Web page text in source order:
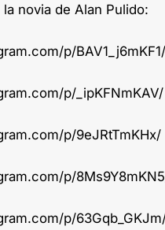
novia de Alan Pulido:
p/BAV1_j6mKF1/
p/_ipKFNmKAV/
p/9eJRtTmKHx/
p/
p/